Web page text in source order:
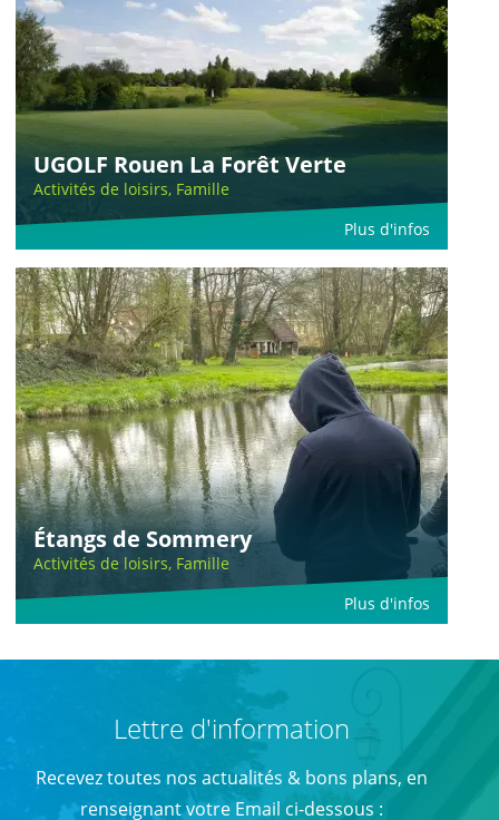
UGOLF Rouen La Forêt Verte
Activités de loisirs, Famille
Plus d'infos
Étangs de Sommery
Activités de loisirs, Famille
Plus d'infos
Lettre d'information
Recevez toutes nos actualités & bons plans, en
renseignant votre Email ci-dessous :